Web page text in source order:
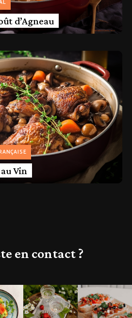
d’Agneau
Vin
en contact ?